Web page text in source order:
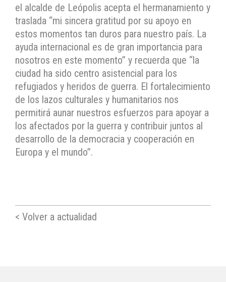
el alcalde de Leópolis acepta el hermanamiento y
traslada “mi sincera gratitud por su apoyo en
estos momentos tan duros para nuestro país. La
ayuda internacional es de gran importancia para
nosotros en este momento” y recuerda que “la
ciudad ha sido centro asistencial para los
refugiados y heridos de guerra. El fortalecimiento
de los lazos culturales y humanitarios nos
permitirá aunar nuestros esfuerzos para apoyar a
los afectados por la guerra y contribuir juntos al
desarrollo de la democracia y cooperación en
Europa y el mundo”.
< Volver a actualidad